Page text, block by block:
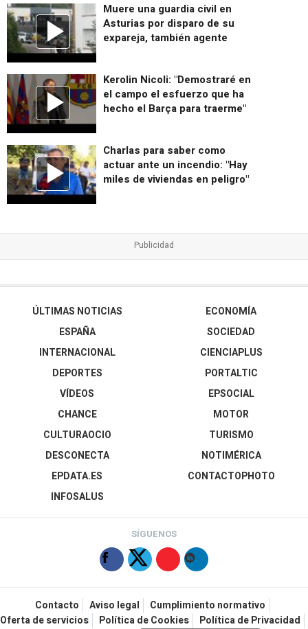
Muere una guardia civil en
Asturias por disparo de su
expareja, también agente
Kerolin Nicoli: "Demostraré en
el campo el esfuerzo que ha
hecho el Barça para traerme"
Charlas para saber como
actuar ante un incendio: "Hay
miles de viviendas en peligro"
ÚLTIMAS NOTICIAS
ESPAÑA
INTERNACIONAL
DEPORTES
VÍDEOS
ECONOMÍA
SOCIEDAD
CIENCIAPLUS
PORTALTIC
EPSOCIAL
CHANCE
CULTURAOCIO
DESCONECTA
EPDATA.ES
INFOSALUS
MOTOR
TURISMO
NOTIMÉRICA
CONTACTOPHOTO
SÍGUENOS
Contacto Aviso legal
Cumplimiento normativo
Oferta de servicios
Política de Cookies Política de Privacidad